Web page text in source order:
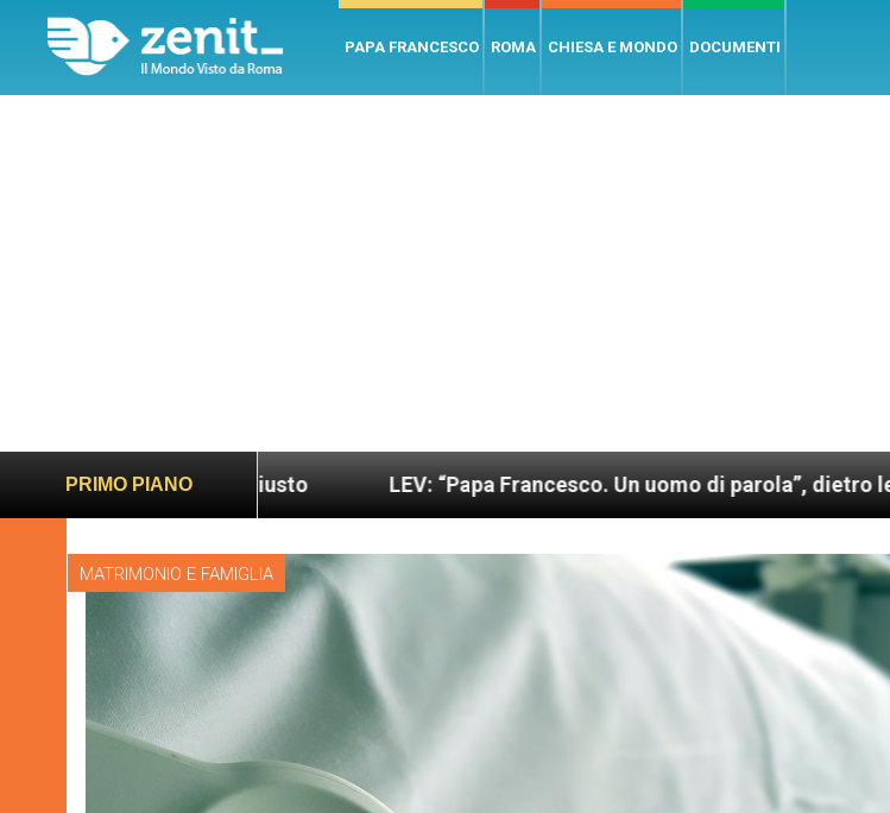
PAPA FRANCESCO ROMA CHIESA E MONDO DOCUMENTI
PRIMO PIANO
sano e giusto LEV: “Papa Francesco. Un uomo di parola”, dietro le quinte
MATRIMONIO E FAMIGLIA